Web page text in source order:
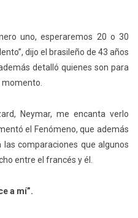
uno, esperaremos 20 o 30
dijo el brasileño de 43 años
detalló quienes son para
Neymar, me encanta verlo
el Fenómeno, que además
comparaciones que algunos
entre el francés y él.
a mí”.